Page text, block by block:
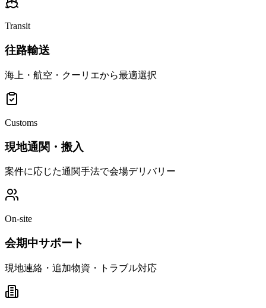
Transit
往路輸送
海上・航空・クーリエから最適選択
Customs
現地通関・搬入
案件に応じた通関手法で会場デリバリー
On-site
会期中サポート
現地連絡・追加物資・トラブル対応